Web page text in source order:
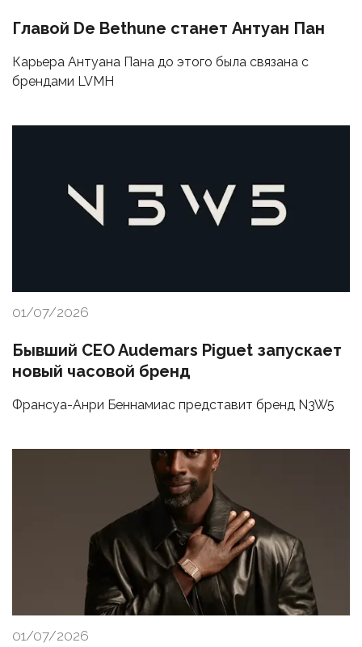
Главой De Bethune станет Антуан Пан
Карьера Антуана Пана до этого была связана с
брендами LVMH
01/07/2026
Бывший CEO Audemars Piguet запускает
новый часовой бренд
Франсуа-Анри Беннамиас представит бренд N3W5
01/07/2026